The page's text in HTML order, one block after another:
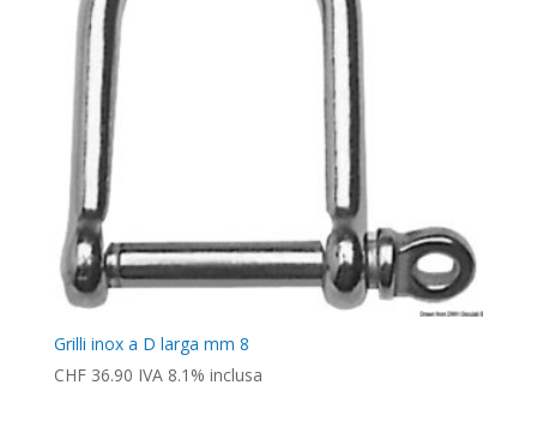
Grilli inox a D larga mm 8
CHF36.90 IVA 8.1% inclusa